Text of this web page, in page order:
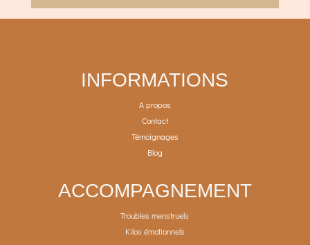
INFORMATIONS
A propos
Contact
Témoignages
Blog
ACCOMPAGNEMENT
Troubles menstruels
Kilos émotionnels